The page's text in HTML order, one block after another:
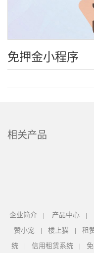
免押金小程序
相关产品
企业简介 | 产品中心 |
赞小宠 | 楼上猫| 租
统 | 信用租赁系统 |